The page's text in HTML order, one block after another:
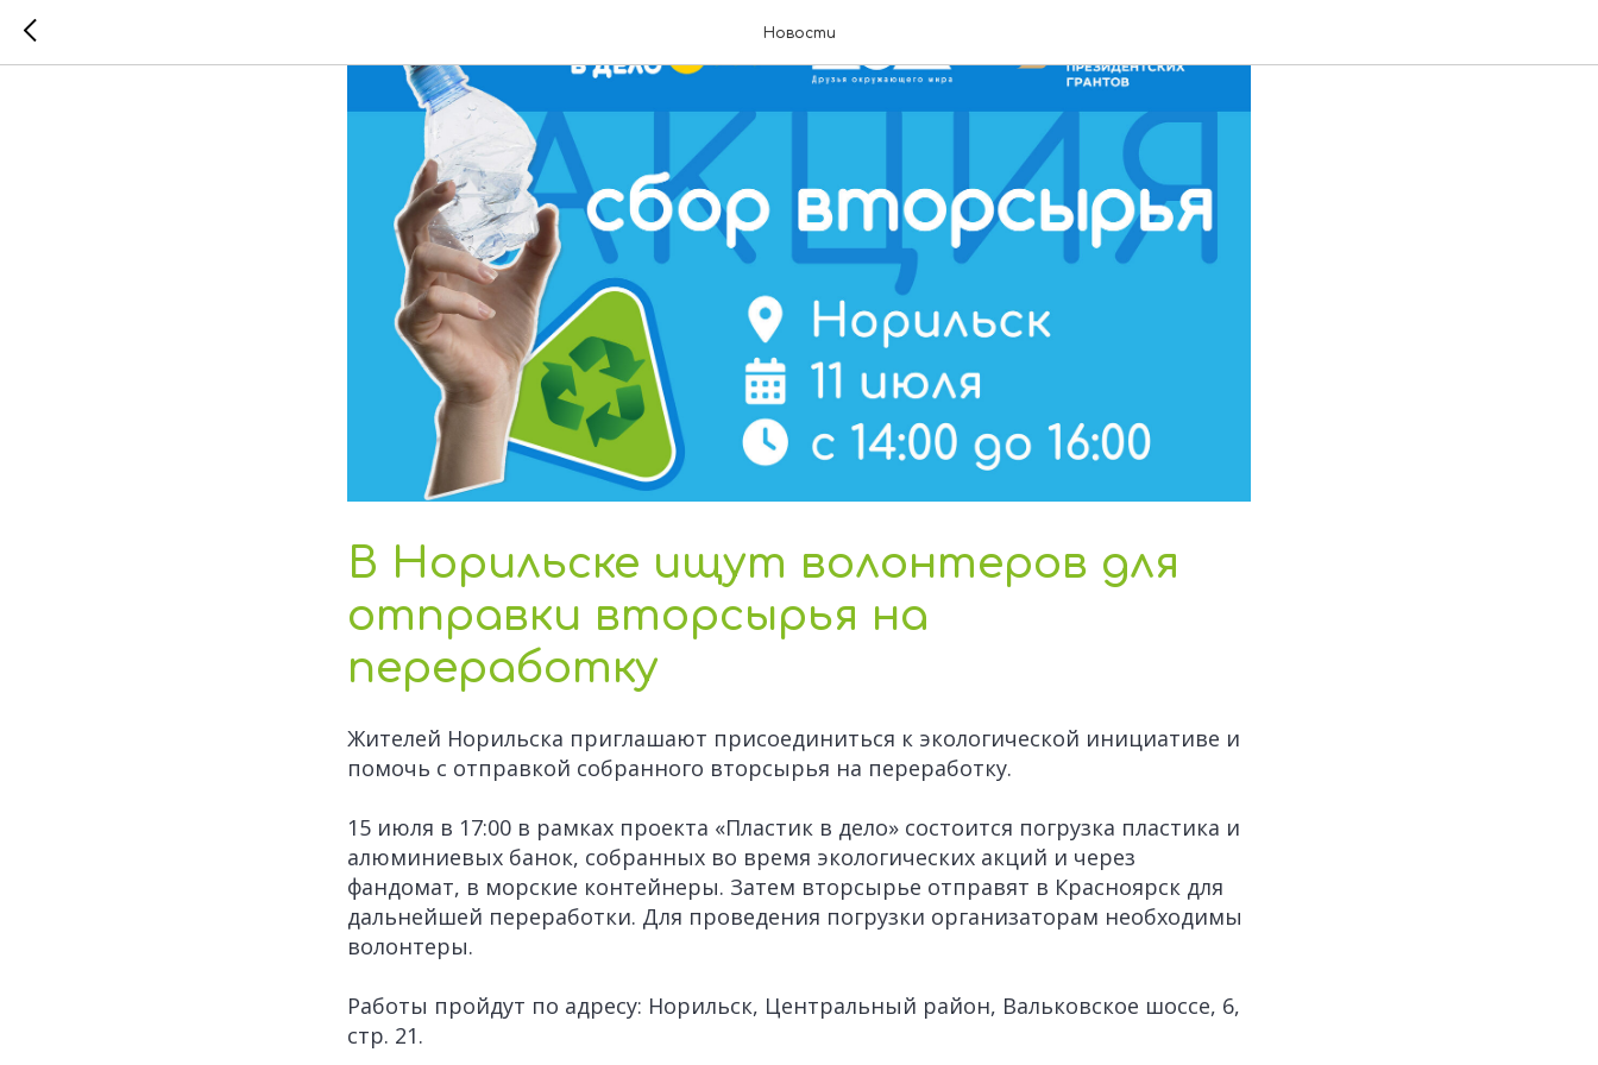
Новости
В Норильске ищут волонтеров для
отправки вторсырья на
переработку
Жителей Норильска приглашают присоединиться к экологической инициативе и
помочь с отправкой собранного вторсырья на переработку.
15 июля в 17:00 в рамках проекта «Пластик в дело» состоится погрузка пластика и
алюминиевых банок, собранных во время экологических акций и через
фандомат, в морские контейнеры. Затем вторсырье отправят в Красноярск для
дальнейшей переработки. Для проведения погрузки организаторам необходимы
волонтеры.
Работы пройдут по адресу: Норильск, Центральный район, Вальковское шоссе, 6,
стр. 21.